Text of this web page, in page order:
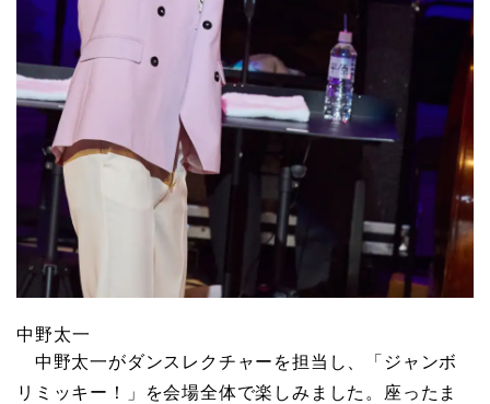
中野太一
中野太一がダンスレクチャーを担当し、「ジャンボ
リミッキー！」を会場全体で楽しみました。座ったま